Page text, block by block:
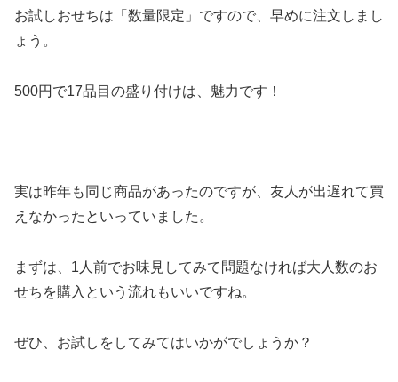
お試しおせちは「数量限定」ですので、早めに注文しまし
ょう。
500円で17品目の盛り付けは、魅力です！
実は昨年も同じ商品があったのですが、友人が出遅れて買
えなかったといっていました。
まずは、1人前でお味見してみて問題なければ大人数のお
せちを購入という流れもいいですね。
ぜひ、お試しをしてみてはいかがでしょうか？